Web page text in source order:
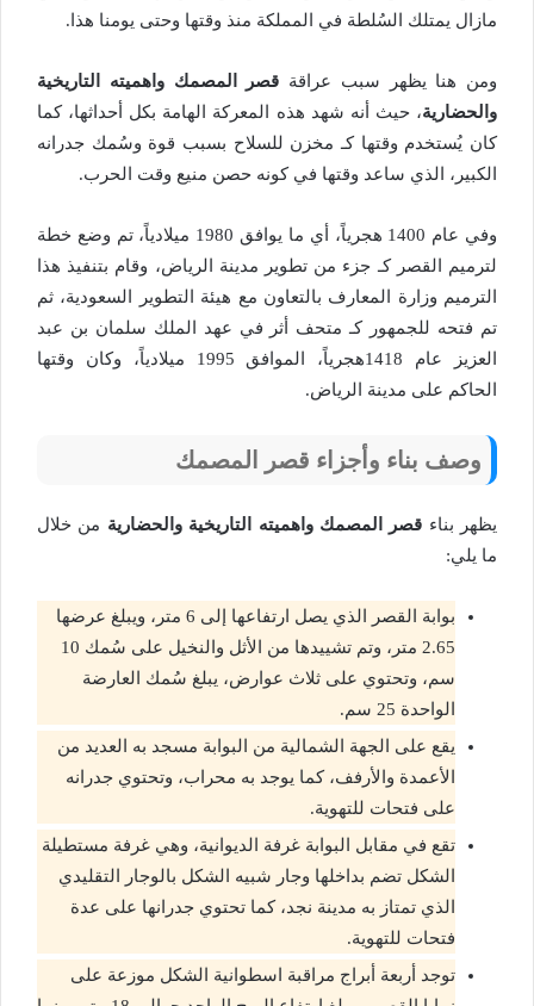
مازال يمتلك السُلطة في المملكة منذ وقتها وحتى يومنا هذا.
ومن هنا يظهر سبب عراقة قصر المصمك واهميته التاريخية
والحضارية، حيث أنه شهد هذه المعركة الهامة بكل أحداثها، كما
كان يُستخدم وقتها كـ مخزن للسلاح بسبب قوة وسُمك جدرانه
الكبير، الذي ساعد وقتها في كونه حصن منيع وقت الحرب.
وفي عام 1400 هجرياً، أي ما يوافق 1980 ميلادياً، تم وضع خطة
لترميم القصر كـ جزء من تطوير مدينة الرياض، وقام بتنفيذ هذا
الترميم وزارة المعارف بالتعاون مع هيئة التطوير السعودية، ثم
تم فتحه للجمهور كـ متحف أثر في عهد الملك سلمان بن عبد
العزيز عام 1418هجرياً، الموافق 1995 ميلادياً، وكان وقتها
الحاكم على مدينة الرياض.
وصف بناء وأجزاء قصر المصمك
يظهر بناء قصر المصمك واهميته التاريخية والحضارية من خلال
ما يلي:
بوابة القصر الذي يصل ارتفاعها إلى 6 متر، ويبلغ عرضها
2.65 متر، وتم تشييدها من الأثل والنخيل على سُمك 10
سم، وتحتوي على ثلاث عوارض، يبلغ سُمك العارضة
الواحدة 25 سم.
يقع على الجهة الشمالية من البوابة مسجد به العديد من
الأعمدة والأرفف، كما يوجد به محراب، وتحتوي جدرانه
على فتحات للتهوية.
تقع في مقابل البوابة غرفة الديوانية، وهي غرفة مستطيلة
الشكل تضم بداخلها وجار شبيه الشكل بالوجار التقليدي
الذي تمتاز به مدينة نجد، كما تحتوي جدرانها على عدة
فتحات للتهوية.
توجد أربعة أبراج مراقبة اسطوانية الشكل موزعة على